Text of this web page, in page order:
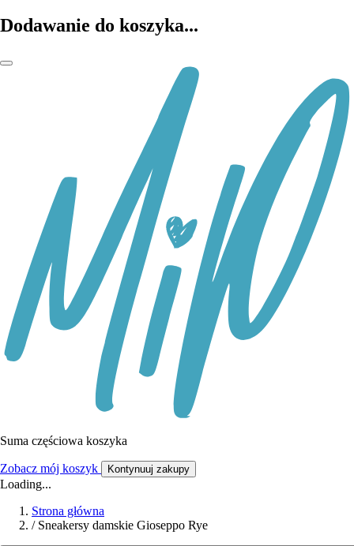
Dodawanie do koszyka...
Suma częściowa koszyka
Zobacz mój koszyk Kontynuuj zakupy
Loading...
Strona główna
/ Sneakersy damskie Gioseppo Rye